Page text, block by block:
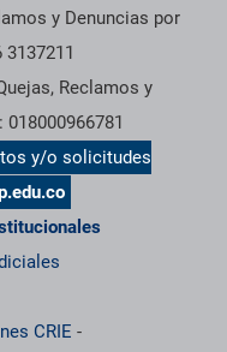
y Denuncias por
Reclamos y
y/o solicitudes
CRIE -